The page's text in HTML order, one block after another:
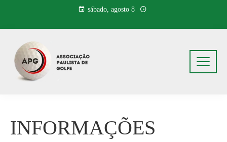
o
conteúdo
sábado, agosto 8
INFORMAÇÕES